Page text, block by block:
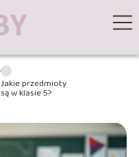
Jakie przedmioty
są w klasie 5?